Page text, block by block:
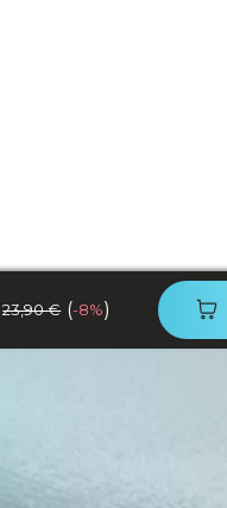
23,90 € (-8%)